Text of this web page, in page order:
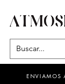
ENVIAMOS